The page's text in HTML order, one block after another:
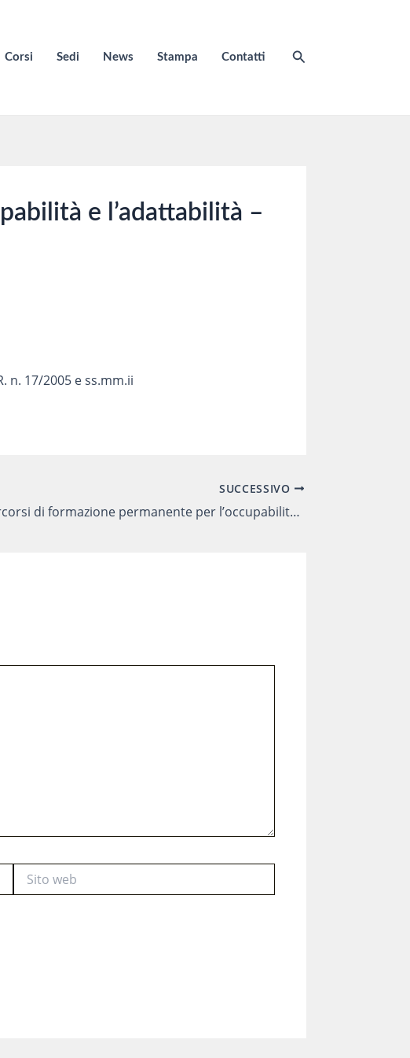
Corsi Sedi News Stampa Contatti Cerca
e l’adattabilità –
n. 17/2005 e ss.mm.ii
SUCCESSIVO
Percorsi di formazione permanente per l’occupabilità e l’adattabilità – ambito territoriale Parma
web